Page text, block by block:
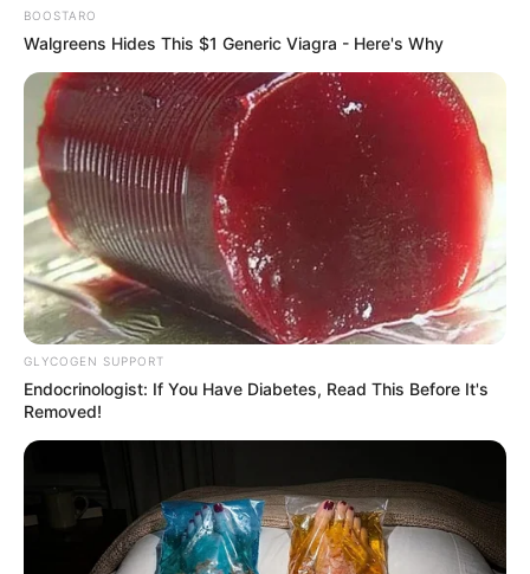
BOOSTARO
Walgreens Hides This $1 Generic Viagra - Here's Why
GLYCOGEN SUPPORT
Endocrinologist: If You Have Diabetes, Read This Before It's
Removed!